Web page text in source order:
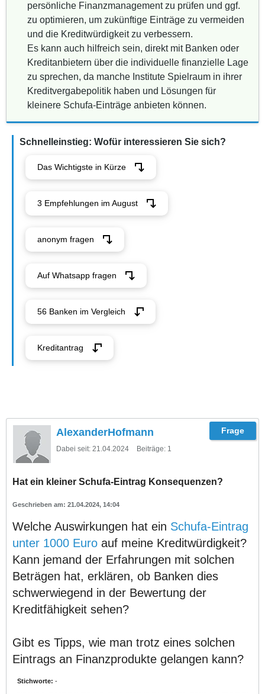
persönliche Finanzmanagement zu prüfen und ggf.
zu optimieren, um zukünftige Einträge zu vermeiden
und die Kreditwürdigkeit zu verbessern.
Es kann auch hilfreich sein, direkt mit Banken oder
Kreditanbietern über die individuelle finanzielle Lage
zu sprechen, da manche Institute Spielraum in ihrer
Kreditvergabepolitik haben und Lösungen für
kleinere Schufa-Einträge anbieten können.
Schnelleinstieg: Wofür interessieren Sie sich?
Das Wichtigste in Kürze
3 Empfehlungen im August
anonym fragen
Auf Whatsapp fragen
56 Banken im Vergleich
Kreditantrag
AlexanderHofmann
Dabei seit: 21.04.2024 Beiträge: 1
Hat ein kleiner Schufa-Eintrag Konsequenzen?
21.04.2024, 14:04
Welche Auswirkungen hat ein Schufa-Eintrag
unter 1000 Euro auf meine Kreditwürdigkeit?
Kann jemand der Erfahrungen mit solchen
Beträgen hat, erklären, ob Banken dies
schwerwiegend in der Bewertung der
Kreditfähigkeit sehen?
Gibt es Tipps, wie man trotz eines solchen
Eintrags an Finanzprodukte gelangen kann?
Stichworte: -